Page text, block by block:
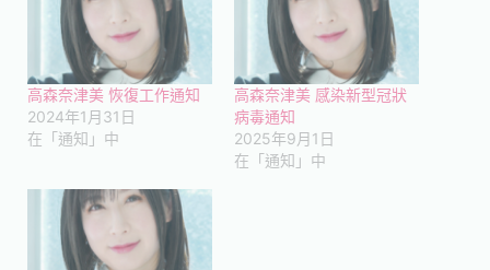
高森奈津美 恢復工作通知
2024年1月31日
在「通知」中
高森奈津美 感染新型冠狀
病毒通知
2025年9月1日
在「通知」中